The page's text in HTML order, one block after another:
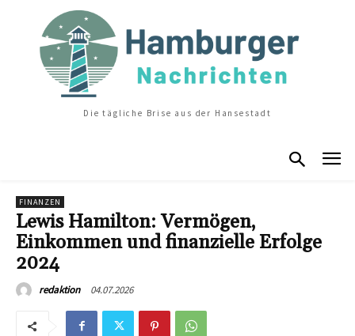
Die tägliche Brise aus der Hansestadt
FINANZEN
Lewis Hamilton: Vermögen,
Einkommen und finanzielle Erfolge
2024
redaktion 04.07.2026